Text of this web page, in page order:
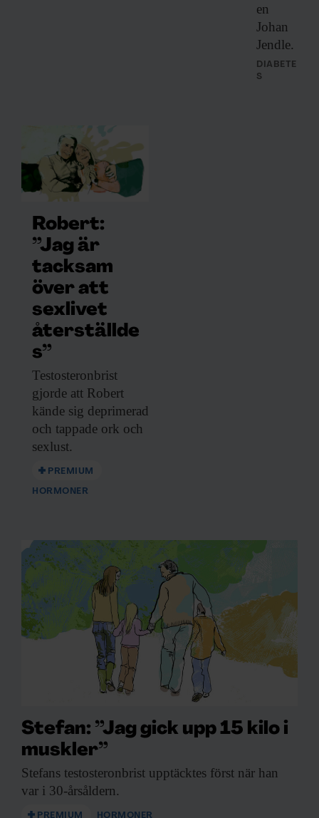
en
Johan
Jendle.
DIABETE
S
Robert:
”Jag är
tacksam
över att
sexlivet
återställde
s”
Testosteronbrist
gjorde att Robert
kände sig deprimerad
och tappade ork och
sexlust.
PREMIUM
HORMONER
Stefan: ”Jag gick upp 15 kilo i
muskler”
Stefans testosteronbrist upptäcktes först när han
var i 30-årsåldern.
PREMIUM HORMONER